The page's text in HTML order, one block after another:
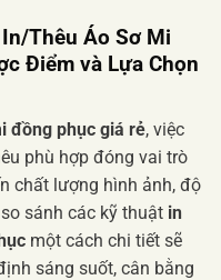
In/Thêu Áo Sơ Mi
Điểm và Lựa Chọn
đồng phục giá rẻ, việc
phù hợp đóng vai trò
chất lượng hình ảnh, độ
sánh các kỹ thuật in
một cách chi tiết sẽ
sáng suốt, cân bằng